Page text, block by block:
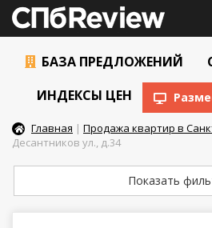
БАЗА ПРЕДЛОЖЕНИЙ
ИНДЕКСЫ ЦЕН
Главная | Продажа квартир в
Десантников ул., д.34
Показать